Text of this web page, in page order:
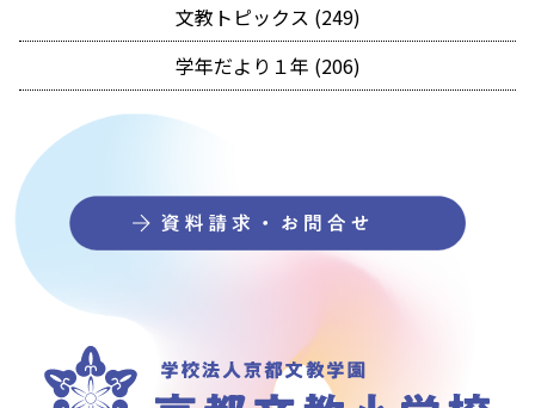
文教トピックス (249)
学年だより１年 (206)